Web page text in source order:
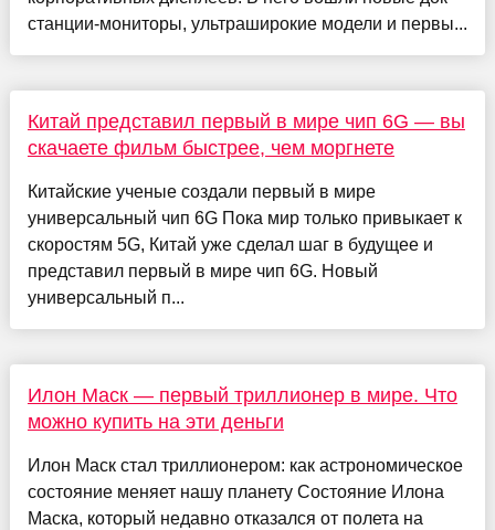
станции-мониторы, ультраширокие модели и первы...
Китай представил первый в мире чип 6G — вы
скачаете фильм быстрее, чем моргнете
Китайские ученые создали первый в мире
универсальный чип 6G Пока мир только привыкает к
скоростям 5G, Китай уже сделал шаг в будущее и
представил первый в мире чип 6G. Новый
универсальный п...
Илон Маск — первый триллионер в мире. Что
можно купить на эти деньги
Илон Маск стал триллионером: как астрономическое
состояние меняет нашу планету Состояние Илона
Маска, который недавно отказался от полета на